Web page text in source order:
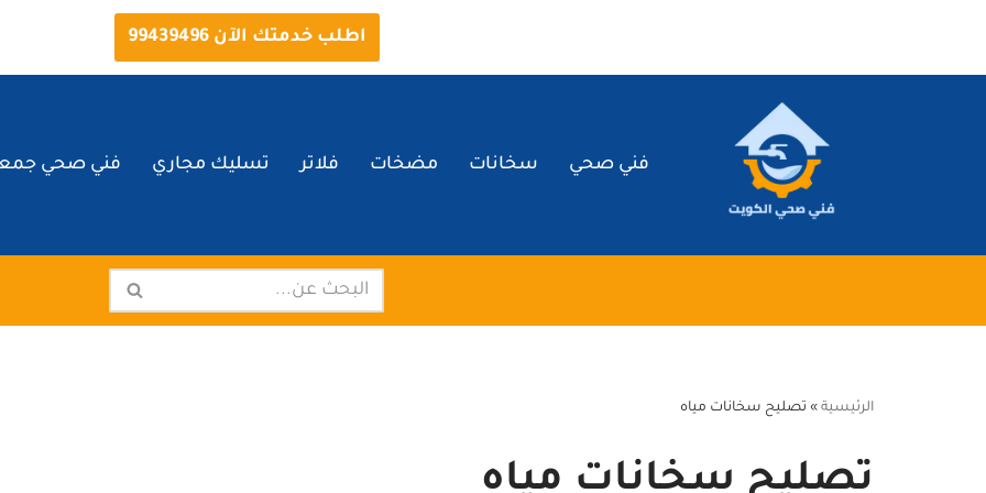
اطلب خدمتك الآن 99439496
فني صحي سخانات مضخات فلاتر تسليك مجاري فني صحي
الرئيسية » تصليح سخانات مياه
تصليح سخانات مياه